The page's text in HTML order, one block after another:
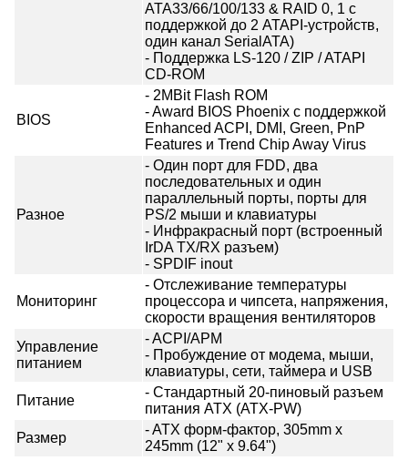
ATA33/66/100/133 & RAID 0, 1 с
поддержкой до 2 ATAPI-устройств,
один канал SerialATA)
- Поддержка LS-120 / ZIP / ATAPI
CD-ROM
BIOS
- 2MBit Flash ROM
- Award BIOS Phoenix с поддержкой
Enhanced ACPI, DMI, Green, PnP
Features и Trend Chip Away Virus
Разное
- Один порт для FDD, два
последовательных и один
параллельный порты, порты для
PS/2 мыши и клавиатуры
- Инфракрасный порт (встроенный
IrDA TX/RX разъем)
- SPDIF inout
Мониторинг
- Отслеживание температуры
процессора и чипсета, напряжения,
скорости вращения вентиляторов
Управление
питанием
- ACPI/APM
- Пробуждение от модема, мыши,
клавиатуры, сети, таймера и USB
Питание
- Стандартный 20-пиновый разъем
питания ATX (ATX-PW)
Размер
- ATX форм-фактор, 305mm x
245mm (12" х 9.64")